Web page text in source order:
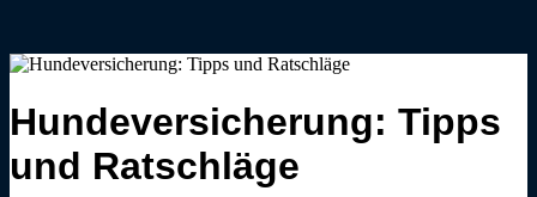
Hundeversicherung: Tipps
und Ratschläge